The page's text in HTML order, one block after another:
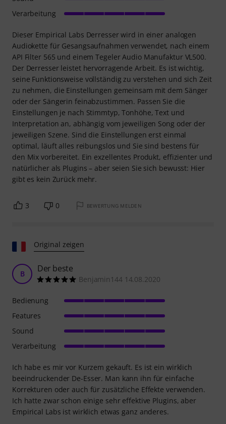
Dieser Empirical Labs Derresser wird in einer analogen
Audiokette für Gesangsaufnahmen verwendet, nach einem
API Filter 565 und einem Tegeler Audio Manufaktur VL500.
Der Derresser leistet hervorragende Arbeit. Es ist wichtig,
seine Funktionsweise vollständig zu verstehen und sich Zeit
zu nehmen, die Einstellungen gemeinsam mit dem Sänger
oder der Sängerin feinabzustimmen. Passen Sie die
Einstellungen je nach Stimmtyp, Tonhöhe, Text und
Interpretation an, abhängig vom jeweiligen Song oder der
jeweiligen Szene. Sind die Einstellungen erst einmal
optimal, läuft alles reibungslos und Sie sind bestens für
den Mix vorbereitet. Ein exzellentes Produkt, effizienter und
natürlicher als Plugins – aber seien Sie sich bewusst: Hier
gibt es kein Zurück mehr.
Verarbeitung
3 0 BEWERTUNG MELDEN
Original zeigen
B Der beste
Benjamin144 14.08.2020
Ich habe es mir vor Kurzem gekauft. Es ist ein wirklich
beeindruckender De-Esser. Man kann ihn für einfache
Korrekturen oder auch für zusätzliche Effekte verwenden.
Ich hatte zwar schon einige sehr effektive Plugins, aber
Empirical Labs ist wirklich etwas ganz anderes.
Bedienung
Features
Sound
Verarbeitung